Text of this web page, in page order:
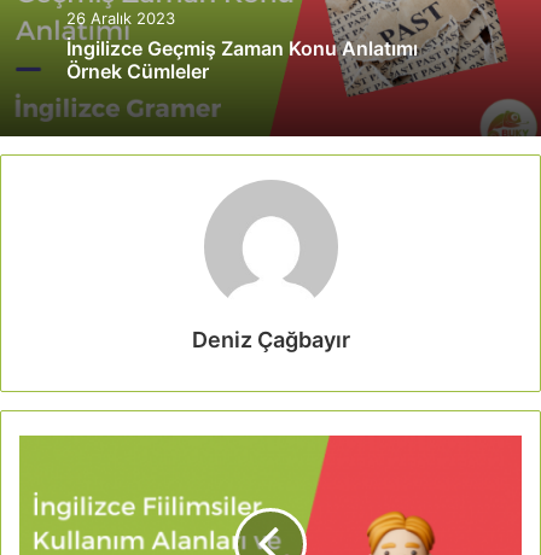
26 Aralık 2023
İngilizce Geçmiş Zaman Konu Anlatımı
Örnek Cümleler
Deniz Çağbayır